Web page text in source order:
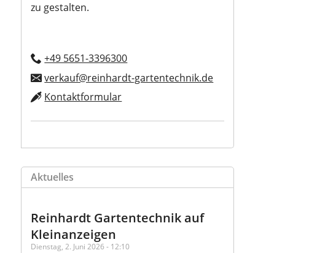
zu gestalten.
+49 5651-3396300
verkauf@reinhardt-gartentechnik.de
Kontaktformular
Aktuelles
Reinhardt Gartentechnik auf
Kleinanzeigen
Dienstag, 2. Juni 2026 - 12:10